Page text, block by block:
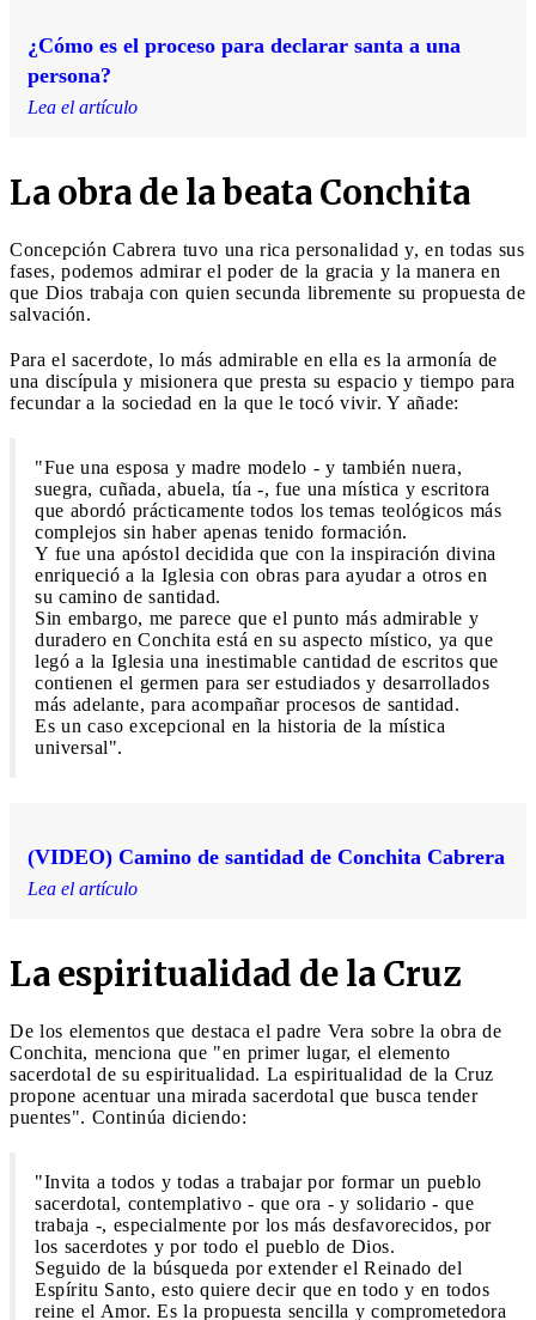
¿Cómo es el proceso para declarar santa a una
persona?
Lea el artículo
La obra de la beata Conchita
Concepción Cabrera tuvo una rica personalidad y, en todas sus
fases, podemos admirar el poder de la gracia y la manera en
que Dios trabaja con quien secunda libremente su propuesta de
salvación.
Para el sacerdote, lo más admirable en ella es la armonía de
una discípula y misionera que presta su espacio y tiempo para
fecundar a la sociedad en la que le tocó vivir. Y añade:
"Fue una esposa y madre modelo - y también nuera,
suegra, cuñada, abuela, tía -, fue una mística y escritora
que abordó prácticamente todos los temas teológicos más
complejos sin haber apenas tenido formación.
Y fue una apóstol decidida que con la inspiración divina
enriqueció a la Iglesia con obras para ayudar a otros en
su camino de santidad.
Sin embargo, me parece que el punto más admirable y
duradero en Conchita está en su aspecto místico, ya que
legó a la Iglesia una inestimable cantidad de escritos que
contienen el germen para ser estudiados y desarrollados
más adelante, para acompañar procesos de santidad.
Es un caso excepcional en la historia de la mística
universal".
(VIDEO) Camino de santidad de Conchita Cabrera
Lea el artículo
La espiritualidad de la Cruz
De los elementos que destaca el padre Vera sobre la obra de
Conchita, menciona que "en primer lugar, el elemento
sacerdotal de su espiritualidad. La espiritualidad de la Cruz
propone acentuar una mirada sacerdotal que busca tender
puentes". Continúa diciendo:
"Invita a todos y todas a trabajar por formar un pueblo
sacerdotal, contemplativo - que ora - y solidario - que
trabaja -, especialmente por los más desfavorecidos, por
los sacerdotes y por todo el pueblo de Dios.
Seguido de la búsqueda por extender el Reinado del
Espíritu Santo, esto quiere decir que en todo y en todos
reine el Amor. Es la propuesta sencilla y comprometedora